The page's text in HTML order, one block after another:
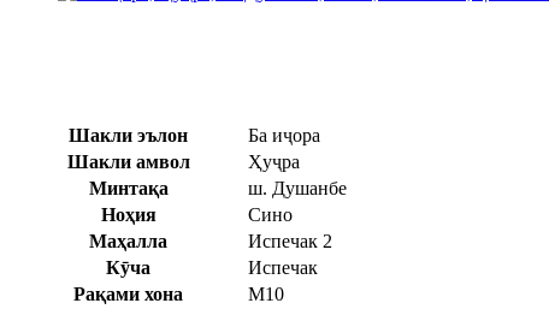
Шакли эълон
Ба иҷора
Шакли амвол
Ҳуҷра
Минтақа
ш. Душанбе
Ноҳия
Сино
Маҳалла
Испечак 2
Кӯча
Испечак
Рақами хона
М10